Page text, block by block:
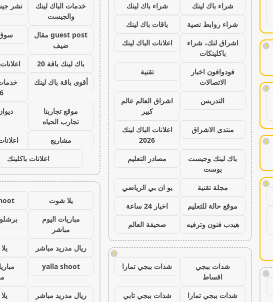
!
!
!
!
!
شراء باك لينك
شراء باك لينك
شراء روابط نصية
باقات باك لينك
اشراق لنك، شراء
باكلينكات
اعلانات الباك لينك
فودوافون اخبار
الاتصالات
تقنية
التدريس
اشراق العالم عالم
كبير
منتدى الاشراق
اعلانات الباك لينك
2026
باك لينك وجيست
بوست
مصادر التعليم
مجلة تقنية
يو ان بي الرياضي
موقع حالة للتعليم
اخبار 24 ساعة
هيدب فنون وترفيه
صحيفة العالم
!
شدات ببجي
اقساط
شدات ببجي تمارا
شدات ببجي تمارا
شدات ببجي تابي
خدمات الباك لينك
والجيست
نشر
guest post مقال
ضيف
باك لينك باقة 20
أقوى باقة باك لينك
موقع تجاربنا
تجارب الحياه
مشاريع
اعلانات باكلينك
يلا شوت
مباريات اليوم
مباشر
ريال مدريد مباشر
yalla shoot
ريال مدريد مباشر